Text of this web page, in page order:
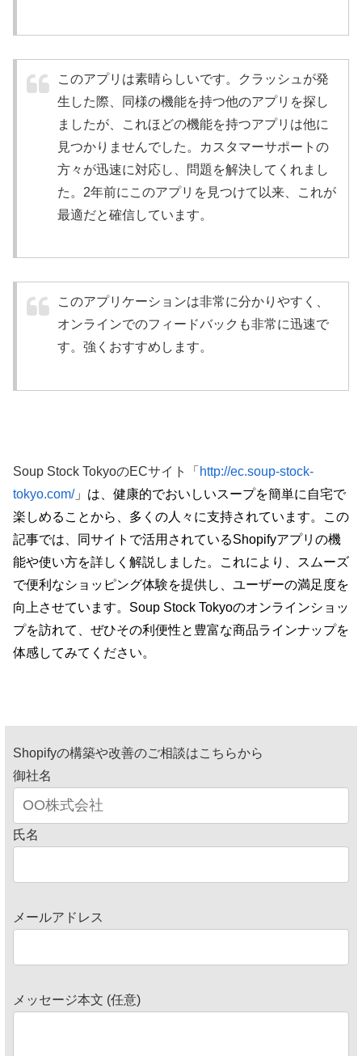
このアプリは素晴らしいです。クラッシュが発
生した際、同様の機能を持つ他のアプリを探し
ましたが、これほどの機能を持つアプリは他に
見つかりませんでした。カスタマーサポートの
方々が迅速に対応し、問題を解決してくれまし
た。2年前にこのアプリを見つけて以来、これが
最適だと確信しています。
このアプリケーションは非常に分かりやすく、
オンラインでのフィードバックも非常に迅速で
す。強くおすすめします。
Soup Stock TokyoのECサイト「 http://ec.soup-stock-
tokyo.com/」は、健康的でおいしいスープを簡単に自宅で
楽しめることから、多くの人々に支持されています。この
記事では、同サイトで活用されているShopifyアプリの機
能や使い方を詳しく解説しました。これにより、スムーズ
で便利なショッピング体験を提供し、ユーザーの満足度を
向上させています。Soup Stock Tokyoのオンラインショッ
プを訪れて、ぜひその利便性と豊富な商品ラインナップを
体感してみてください。
Shopifyの構築や改善のご相談はこちらから
御社名
氏名
メールアドレス
メッセージ本文 (任意)